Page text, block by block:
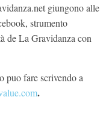
giungono alle
strumento
de La Gravidanza con
puo fare scrivendo a
.